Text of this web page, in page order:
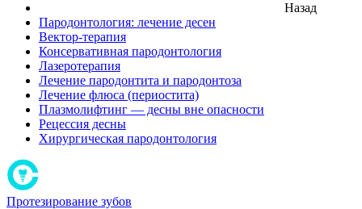
Назад
Пародонтология: лечение десен
Вектор-терапия
Консервативная пародонтология
Лазеротерапия
Лечение пародонтита и пародонтоза
Лечение флюса (периостита)
Плазмолифтинг — десны вне опасности
Рецессия десны
Хирургическая пародонтология
Протезирование зубов